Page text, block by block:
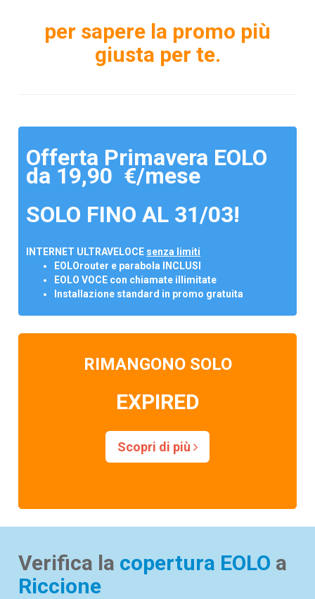
per sapere la promo più
giusta per te.
Offerta Primavera EOLO
da 19,90 €/mese
SOLO FINO AL 31/03!
INTERNET ULTRAVELOCE senza limiti
EOLOrouter e parabola INCLUSI
EOLO VOCE con chiamate illimitate
Installazione standard in promo gratuita
RIMANGONO SOLO
EXPIRED
Scopri di più
Verifica la copertura EOLO a
Riccione